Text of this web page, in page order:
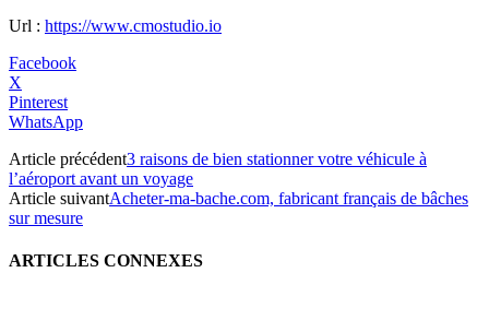
Url : https://www.cmostudio.io
Facebook
X
Pinterest
WhatsApp
Article précédent3 raisons de bien stationner votre véhicule à
l’aéroport avant un voyage
Article suivantAcheter-ma-bache.com, fabricant français de bâches
sur mesure
ARTICLES CONNEXES